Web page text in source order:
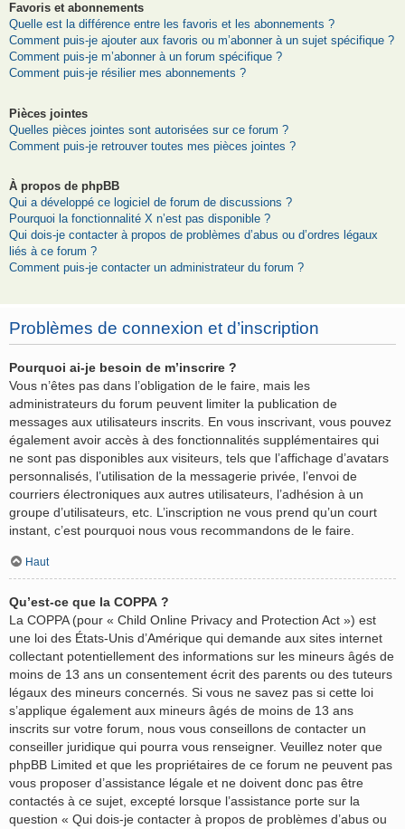
Favoris et abonnements
Quelle est la différence entre les favoris et les abonnements ?
Comment puis-je ajouter aux favoris ou m’abonner à un sujet spécifique ?
Comment puis-je m’abonner à un forum spécifique ?
Comment puis-je résilier mes abonnements ?
Pièces jointes
Quelles pièces jointes sont autorisées sur ce forum ?
Comment puis-je retrouver toutes mes pièces jointes ?
À propos de phpBB
Qui a développé ce logiciel de forum de discussions ?
Pourquoi la fonctionnalité X n’est pas disponible ?
Qui dois-je contacter à propos de problèmes d’abus ou d’ordres légaux
liés à ce forum ?
Comment puis-je contacter un administrateur du forum ?
Problèmes de connexion et d’inscription
Pourquoi ai-je besoin de m’inscrire ?
Vous n’êtes pas dans l’obligation de le faire, mais les
administrateurs du forum peuvent limiter la publication de
messages aux utilisateurs inscrits. En vous inscrivant, vous pouvez
également avoir accès à des fonctionnalités supplémentaires qui
ne sont pas disponibles aux visiteurs, tels que l’affichage d’avatars
personnalisés, l’utilisation de la messagerie privée, l’envoi de
courriers électroniques aux autres utilisateurs, l’adhésion à un
groupe d’utilisateurs, etc. L’inscription ne vous prend qu’un court
instant, c’est pourquoi nous vous recommandons de le faire.
Haut
Qu’est-ce que la COPPA ?
La COPPA (pour « Child Online Privacy and Protection Act ») est
une loi des États-Unis d’Amérique qui demande aux sites internet
collectant potentiellement des informations sur les mineurs âgés de
moins de 13 ans un consentement écrit des parents ou des tuteurs
légaux des mineurs concernés. Si vous ne savez pas si cette loi
s’applique également aux mineurs âgés de moins de 13 ans
inscrits sur votre forum, nous vous conseillons de contacter un
conseiller juridique qui pourra vous renseigner. Veuillez noter que
phpBB Limited et que les propriétaires de ce forum ne peuvent pas
vous proposer d’assistance légale et ne doivent donc pas être
contactés à ce sujet, excepté lorsque l’assistance porte sur la
question « Qui dois-je contacter à propos de problèmes d’abus ou